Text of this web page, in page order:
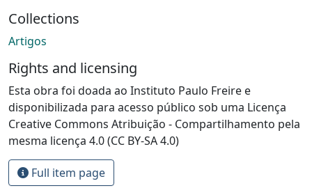
Collections
Artigos
Rights and licensing
Esta obra foi doada ao Instituto Paulo Freire e
disponibilizada para acesso público sob uma Licença
Creative Commons Atribuição - Compartilhamento pela
mesma licença 4.0 (CC BY-SA 4.0)
Full item page